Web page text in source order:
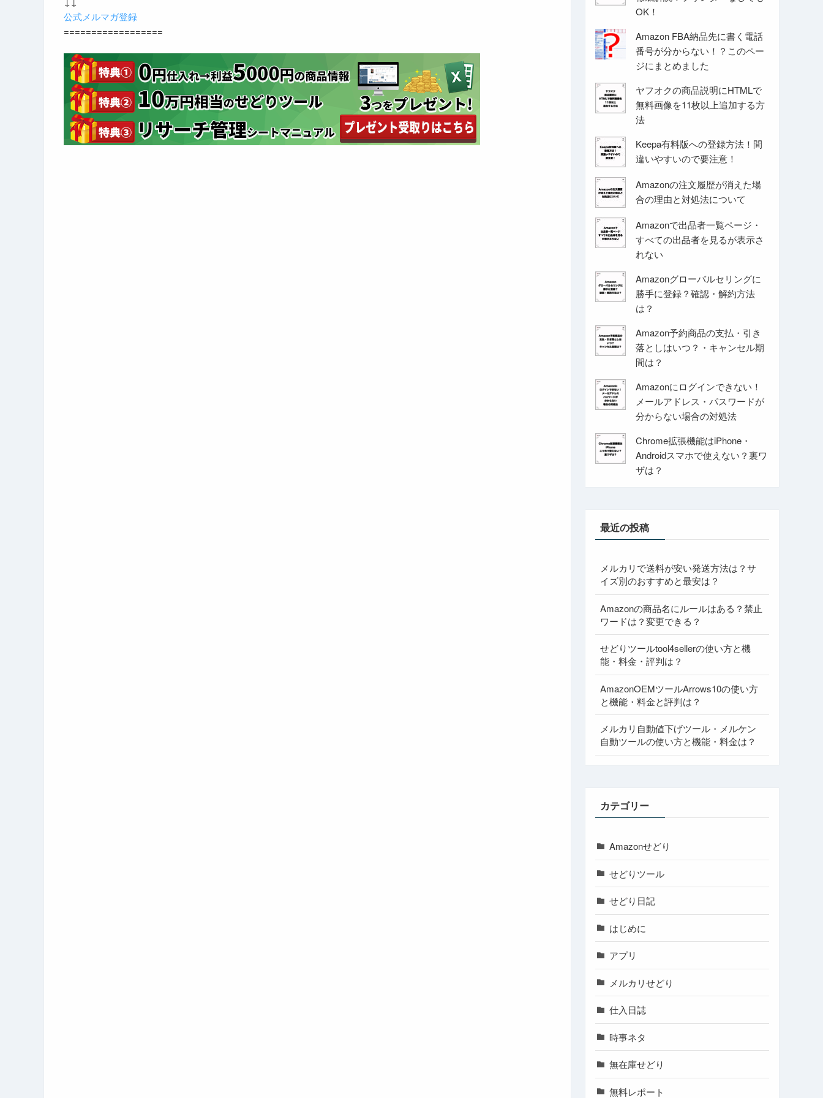
公式メルマガ登録
==================
OK！
Amazon FBA納品先に書く電話
番号が分からない！？このペー
ジにまとめました
ヤフオクの商品説明にHTMLで
無料画像を11枚以上追加する方
法
Keepa有料版への登録方法！間
違いやすいので要注意！
Amazonの注文履歴が消えた場
合の理由と対処法について
Amazonで出品者一覧ページ・
すべての出品者を見るが表示さ
れない
Amazonグローバルセリングに
勝手に登録？確認・解約方法
は？
Amazon予約商品の支払・引き
落としはいつ？・キャンセル期
間は？
Amazonにログインできない！
メールアドレス・パスワードが
分からない場合の対処法
Chrome拡張機能はiPhone・
Androidスマホで使えない？裏ワ
ザは？
最近の投稿
メルカリで送料が安い発送方法は？サ
イズ別のおすすめと最安は？
Amazonの商品名にルールはある？禁止
ワードは？変更できる？
せどりツールtool4sellerの使い方と機
能・料金・評判は？
AmazonOEMツールArrows10の使い方
と機能・料金と評判は？
メルカリ自動値下げツール・メルケン
自動ツールの使い方と機能・料金は？
カテゴリー
Amazonせどり
せどりツール
せどり日記
はじめに
アプリ
メルカリせどり
仕入日誌
時事ネタ
無在庫せどり
無料レポート